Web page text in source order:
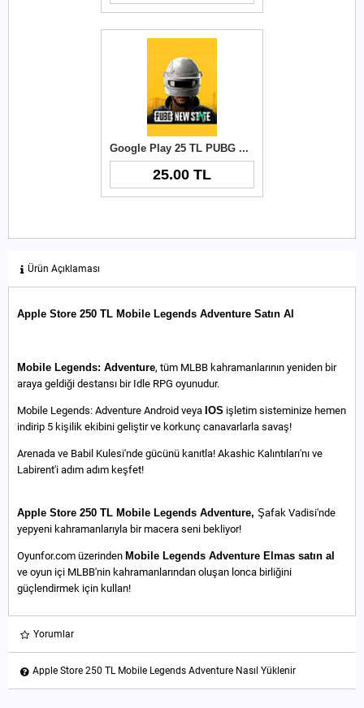
Google Play 25 TL PUBG New State NC
25.00 TL
Ürün Açıklaması
Apple Store 250 TL Mobile Legends Adventure Satın Al
Mobile Legends: Adventure, tüm MLBB kahramanlarının yeniden bir
araya geldiği destansı bir Idle RPG oyunudur.
Mobile Legends: Adventure Android veya IOS işletim sisteminize hemen
indirip 5 kişilik ekibini geliştir ve korkunç canavarlarla savaş!
Arenada ve Babil Kulesi'nde gücünü kanıtla! Akashic Kalıntıları'nı ve
Labirent'i adım adım keşfet!
Apple Store 250 TL Mobile Legends Adventure, Şafak Vadisi'nde
yepyeni kahramanlarıyla bir macera seni bekliyor!
Oyunfor.com üzerinden Mobile Legends Adventure Elmas satın al
ve oyun içi MLBB'nin kahramanlarından oluşan lonca birliğini
güçlendirmek için kullan!
Yorumlar
Apple Store 250 TL Mobile Legends Adventure Nasıl Yüklenir